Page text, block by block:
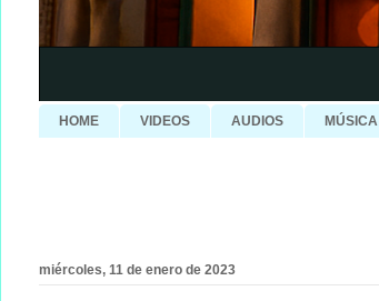
HOME VIDEOS AUDIOS MÚSICA
miércoles, 11 de enero de 2023